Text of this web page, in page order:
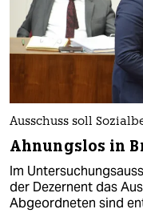
Ausschuss soll
Ahnungslos in
Im
der Dezernent das
Abgeordneten sind